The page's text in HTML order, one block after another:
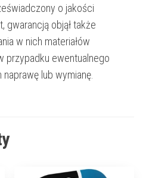
o jakości
gwarancją objął także
w nich materiałów
przypadku ewentualnego
lub wymianę.